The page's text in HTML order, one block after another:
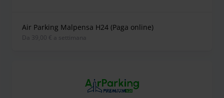
Air Parking Malpensa H24 (Paga online)
Da 39,00 € a settimana